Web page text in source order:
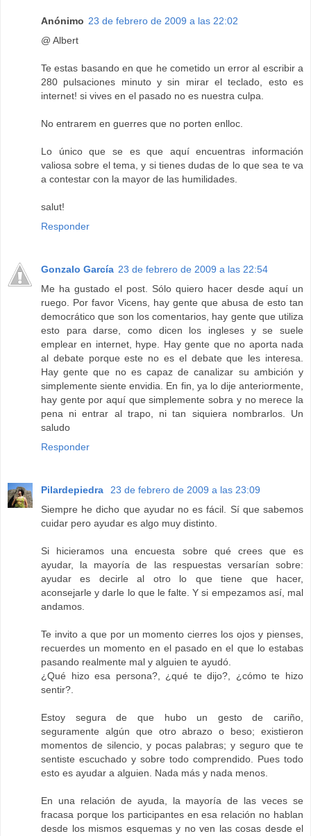
Anónimo 23 de febrero de 2009 a las 22:02
@ Albert
Te estas basando en que he cometido un error al escribir a
280 pulsaciones minuto y sin mirar el teclado, esto es
internet! si vives en el pasado no es nuestra culpa.
No entrarem en guerres que no porten enlloc.
Lo único que se es que aquí encuentras información
valiosa sobre el tema, y si tienes dudas de lo que sea te va
a contestar con la mayor de las humilidades.
salut!
Responder
Gonzalo García 23 de febrero de 2009 a las 22:54
Me ha gustado el post. Sólo quiero hacer desde aquí un
ruego. Por favor Vicens, hay gente que abusa de esto tan
democrático que son los comentarios, hay gente que utiliza
esto para darse, como dicen los ingleses y se suele
emplear en internet, hype. Hay gente que no aporta nada
al debate porque este no es el debate que les interesa.
Hay gente que no es capaz de canalizar su ambición y
simplemente siente envidia. En fin, ya lo dije anteriormente,
hay gente por aquí que simplemente sobra y no merece la
pena ni entrar al trapo, ni tan siquiera nombrarlos. Un
saludo
Responder
Pilardepiedra
23 de febrero de 2009 a las 23:09
Siempre he dicho que ayudar no es fácil. Sí que sabemos
cuidar pero ayudar es algo muy distinto.
Si hicieramos una encuesta sobre qué crees que es
ayudar, la mayoría de las respuestas versarían sobre:
ayudar es decirle al otro lo que tiene que hacer,
aconsejarle y darle lo que le falte. Y si empezamos así, mal
andamos.
Te invito a que por un momento cierres los ojos y pienses,
recuerdes un momento en el pasado en el que lo estabas
pasando realmente mal y alguien te ayudó.
¿Qué hizo esa persona?, ¿qué te dijo?, ¿cómo te hizo
sentir?.
Estoy segura de que hubo un gesto de cariño,
seguramente algún que otro abrazo o beso; existieron
momentos de silencio, y pocas palabras; y seguro que te
sentiste escuchado y sobre todo comprendido. Pues todo
esto es ayudar a alguien. Nada más y nada menos.
En una relación de ayuda, la mayoría de las veces se
fracasa porque los participantes en esa relación no hablan
desde los mismos esquemas y no ven las cosas desde el